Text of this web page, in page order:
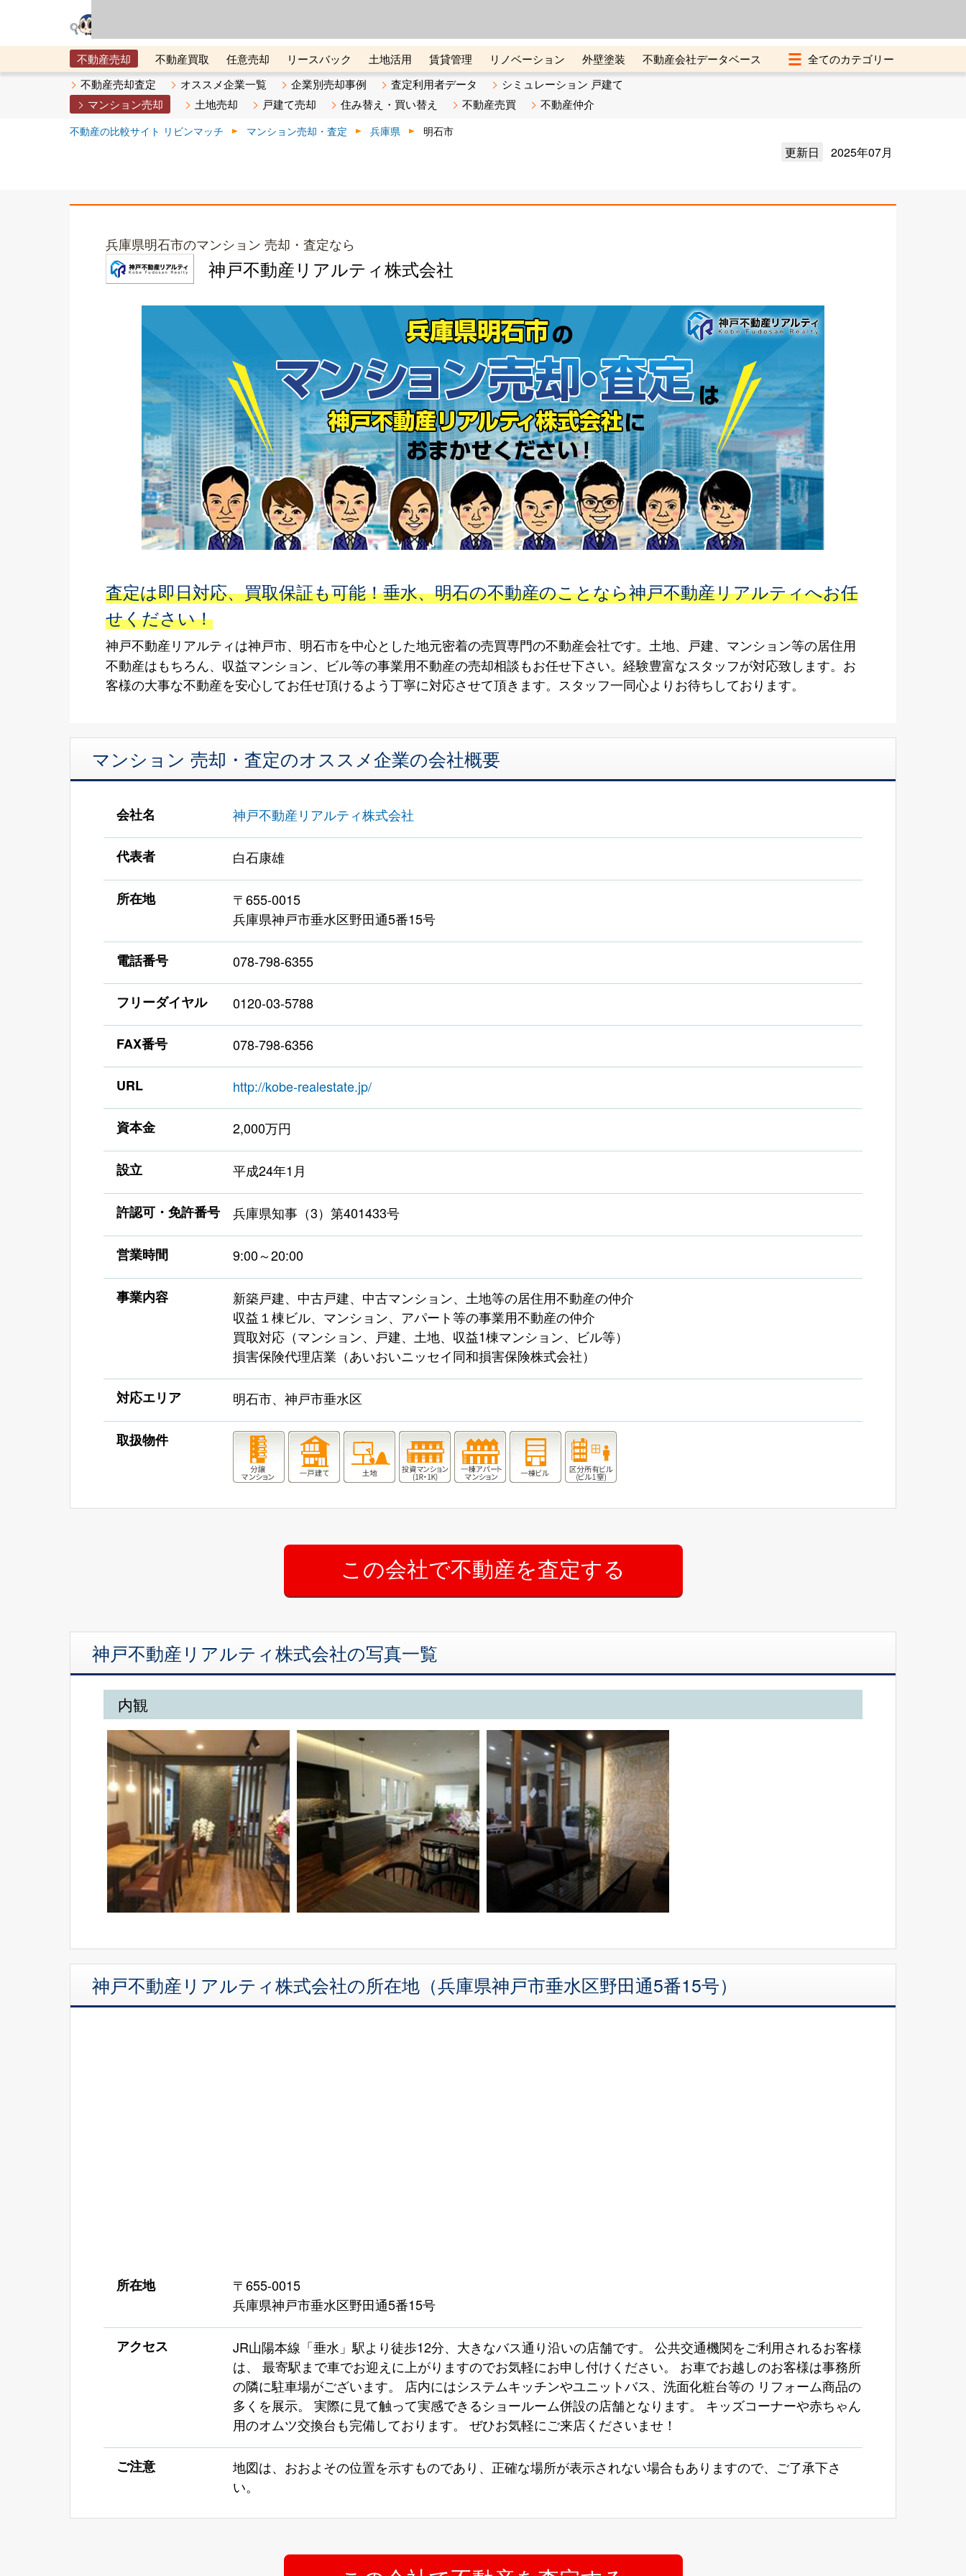
不動産売却 不動産買取 任意売却 リースバック 土地活用 賃貸管理 リノベーション 外壁塗装
不動産会社データベース
メタ住宅展示場
ベスト不動産カンパニー オンライン講座 リビンマガジンBiz 不動産売却ご相談デスク
不動産売却査定 オススメ企業一覧 企業別売却事例 査定利用者データ
シミュレーション 戸建て
マンション売却
土地売却 戸建て売却 住み替え・買い替え 不動産売買 不動産仲介
不動産の比較サイト リビンマッチ マンション売却・査定 兵庫県 明石市
更新日 2025年07月
兵庫県明石市のマンション 売却・査定なら
神戸不動産リアルティ株式会社
査定は即日対応、買取保証も可能！垂水、明石の不動産のことなら神戸不動産リアルティへお任
せください！
神戸不動産リアルティは神戸市、明石市を中心とした地元密着の売買専門の不動産会社です。土地、戸建、マンション等の居住用
不動産はもちろん、収益マンション、ビル等の事業用不動産の売却相談もお任せ下さい。経験豊富なスタッフが対応致します。お
客様の大事な不動産を安心してお任せ頂けるよう丁寧に対応させて頂きます。スタッフ一同心よりお待ちしております。
マンション 売却・査定のオススメ企業の会社概要
会社名 神戸不動産リアルティ株式会社
代表者 白石康雄
所在地
〒655-0015
兵庫県神戸市垂水区野田通5番15号
電話番号 078-798-6355
フリーダイヤル 0120-03-5788
FAX番号 078-798-6356
URL http://kobe-realestate.jp/
資本金 2,000万円
設立 平成24年1月
許認可・免許番号 兵庫県知事（3）第401433号
営業時間 9:00～20:00
事業内容
新築戸建、中古戸建、中古マンション、土地等の居住用不動産の仲介
収益１棟ビル、マンション、アパート等の事業用不動産の仲介
買取対応（マンション、戸建、土地、収益1棟マンション、ビル等）
損害保険代理店業（あいおいニッセイ同和損害保険株式会社）
対応エリア 明石市、神戸市垂水区
取扱物件
神戸不動産リアルティ株式会社の写真一覧
内観
神戸不動産リアルティ株式会社の所在地（兵庫県神戸市垂水区野田通5番15号）
所在地
〒655-0015
兵庫県神戸市垂水区野田通5番15号
アクセス
JR山陽本線「垂水」駅より徒歩12分、大きなバス通り沿いの店舗です。 公共交通機関をご利用されるお客様
は、 最寄駅まで車でお迎えに上がりますのでお気軽にお申し付けください。 お車でお越しのお客様は事務所
の隣に駐車場がございます。 店内にはシステムキッチンやユニットバス、洗面化粧台等の リフォーム商品の
多くを展示。 実際に見て触って実感できるショールーム併設の店舗となります。 キッズコーナーや赤ちゃん
用のオムツ交換台も完備しております。 ぜひお気軽にご来店くださいませ！
ご注意
地図は、おおよその位置を示すものであり、正確な場所が表示されない場合もありますので、ご了承下さ
い。